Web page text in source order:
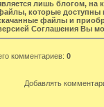
лишь блогом, на
которые доступны
файлы и приобрести
Соглашения Вы
комментариев: 0
Добавлять